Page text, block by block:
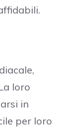
loro
in
per loro